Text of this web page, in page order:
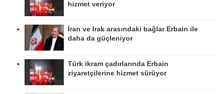
hizmet veriyor
İran ve Irak arasındaki bağlar Erbain ile
daha da güçleniyor
Türk ikram çadırlarında Erbain
ziyaretçilerine hizmet sürüyor